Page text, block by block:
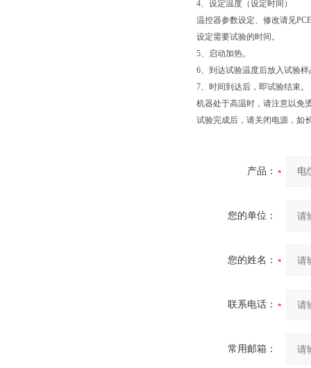
4、设定温度（设定时间）
温控器参数设定、修改请见
设定需要试验的时间。
5、启动加热。
6、到达试验温度后放入试验样
7、时间到达后，即试验结束。
机器处于高温时，请注意以免
试验完成后，请关闭电源，如
产品：
您的单位：
您的姓名：
联系电话：
常用邮箱：